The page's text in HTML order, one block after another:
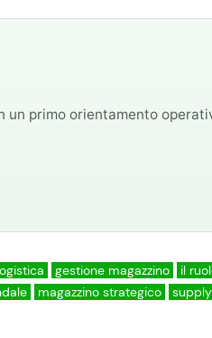
un primo orientamento
gestione magazzino
il
magazzino strategico